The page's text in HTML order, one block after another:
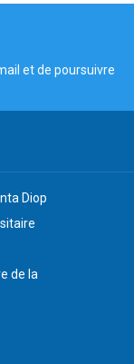
et de poursuivre
Diop
de la